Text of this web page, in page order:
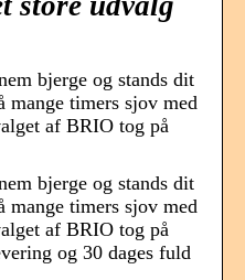
bjerge og stands dit
mange timers sjov med
af BRIO tog på
bjerge og stands dit
mange timers sjov med
af BRIO tog på
og 30 dages fuld